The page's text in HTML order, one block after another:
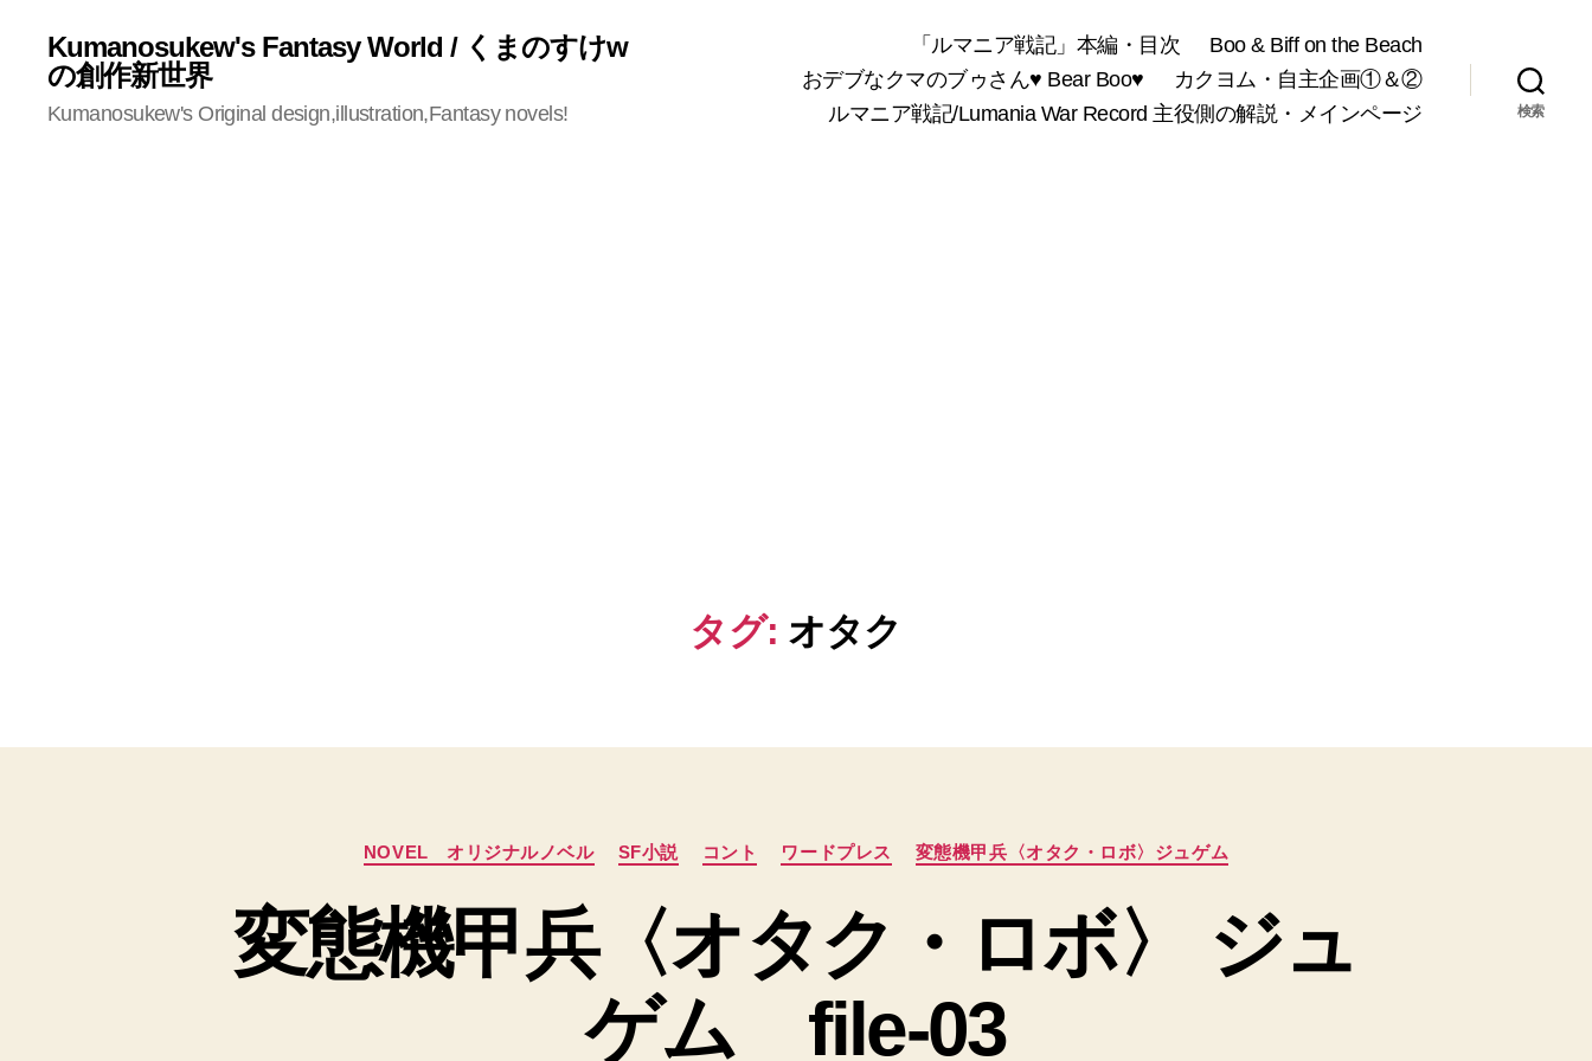
Kumanosukew's Fantasy World / くまのすけw
の創作新世界
Kumanosukew's Original design,illustration,Fantasy novels!
「ルマニア戦記」本編・目次
Boo & Biff on the Beach
おデブなクマのブゥさん♥ Bear Boo♥
カクヨム・自主企画①＆②
ルマニア戦記/Lumania War Record 主役側の解説・メインページ
検索
タグ: オタク
カ
テ
リ
ー
NOVEL オリジナルノベル SF小説 コント ワードプレス 変態機甲兵〈オタク・ロボ〉ジュゲム
変態機甲兵〈オタク・ロボ〉 ジュ
ゲム file-03